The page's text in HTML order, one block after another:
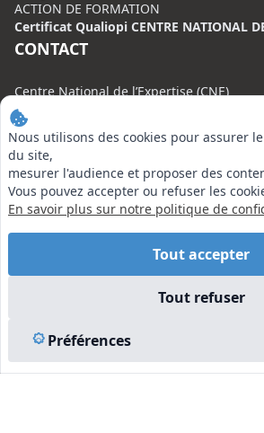
Nous utilisons des cookies pour assurer
du site,
mesurer l'audience et proposer des
Vous pouvez accepter ou refuser les
En savoir plus sur notre politique de
Tout accepter
Tout refuser
Préférences
ACTION DE FORMATION
Certificat Qualiopi CENTRE NATIONAL
CONTACT
Centre National de l’Expertise (CNE)
20 rue Henri Regnault, 75008 Paris
N°VERT : 0800 00 80 89
EN SAVOIR PLUS
Liens utiles
Mentions légales